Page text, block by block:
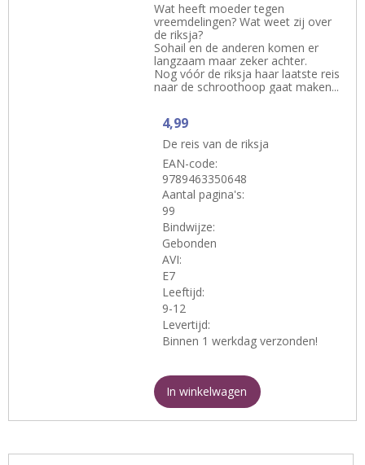
Wat heeft moeder tegen
vreemdelingen? Wat weet zij over
de riksja?
Sohail en de anderen komen er
langzaam maar zeker achter.
Nog vóór de riksja haar laatste reis
naar de schroothoop gaat maken...
4,99
De reis van de riksja
EAN-code:
9789463350648
Aantal pagina's:
99
Bindwijze:
Gebonden
AVI:
E7
Leeftijd:
9-12
Levertijd:
Binnen 1 werkdag verzonden!
In winkelwagen